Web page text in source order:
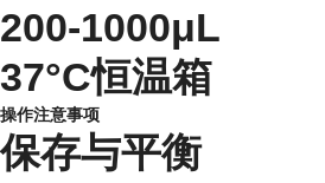
200-1000μL
37°C恒温箱
操作注意事项
保存与平衡